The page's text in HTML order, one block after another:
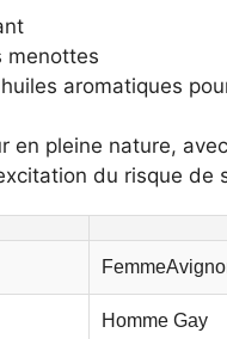
menottes
aromatiques
en pleine nature,
du risque
Homme Gay